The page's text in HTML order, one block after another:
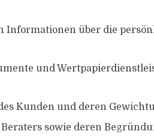
Informationen über die
und
Kunden und deren
sowie deren